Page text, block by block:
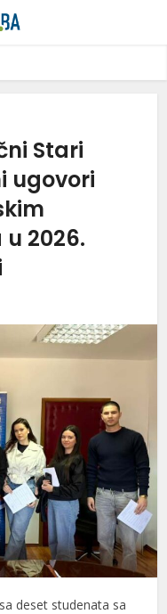
Stari
ugovori
2026.
deset studenata sa